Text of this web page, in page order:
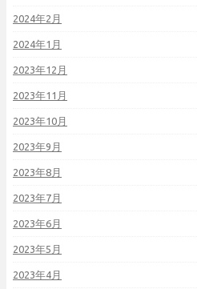
2024年2月
2024年1月
2023年12月
2023年11月
2023年10月
2023年9月
2023年8月
2023年7月
2023年6月
2023年5月
2023年4月